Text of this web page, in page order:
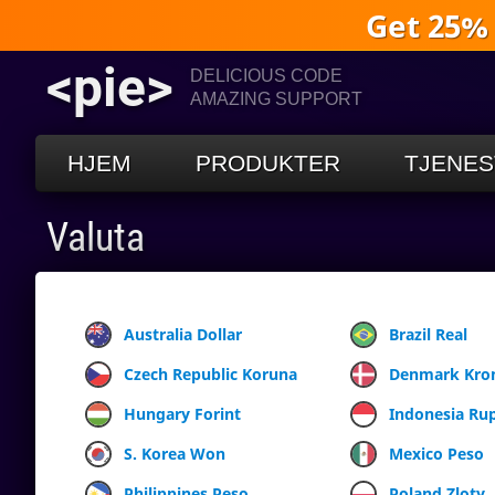
Get
<pie>
DELICIOUS CODE
AMAZING SUPPORT
HJEM PRODUKTER
Valuta
Australia Dollar Brazil Real
Czech Republic Koruna
Denmark
Hungary Forint
Indonesia
S. Korea Won
Mexico Peso